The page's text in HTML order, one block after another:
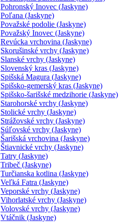
Pohronský Inovec (Jaskyne)
Poľana (Jaskyne)
Považské podolie (Jaskyne)
Považský Inovec (Jaskyne)
Revúcka vrchovina (Jaskyne)
Skorušinské vrchy (Jaskyne)
Slanské vrchy (Jaskyne)
Slovenský kras (Jaskyne)
Spišská Magura (Jaskyne)
Spišsko-gemerský kras (Jaskyne)
Spišsko-šarišské medzihorie (Jaskyne)
Starohorské vrchy (Jaskyne)
Stolické vrchy (Jaskyne)
Strážovské vrchy (Jaskyne)
Súľovské vrchy (Jaskyne)
Šarišská vrchovina (Jaskyne)
Štiavnické vrchy (Jaskyne)
Tatry (Jaskyne)
Tribeč (Jaskyne)
Turčianska kotlina (Jaskyne)
Veľká Fatra (Jaskyne)
Veporské vrchy (Jaskyne)
Vihorlatské vrchy (Jaskyne)
Volovské vrchy (Jaskyne)
Vtáčnik (Jaskyne)